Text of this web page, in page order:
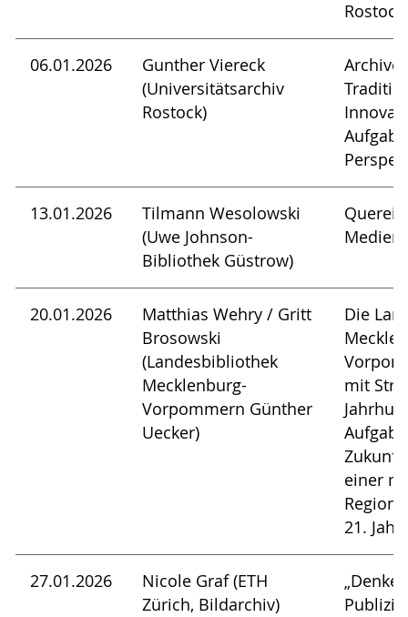
Rostock
06.01.2026
Gunther Viereck
(Universitätsarchiv
Rostock)
Archive
13.01.2026
Tilmann Wesolowski
(Uwe Johnson-
Bibliothek Güstrow)
20.01.2026
Matthias Wehry / Gritt
Brosowski
(Landesbibliothek
Mecklenburg-
Vorpommern Günther
Uecker)
Die
mit
einer
21.
27.01.2026
Nicole Graf (ETH
Zürich, Bildarchiv)